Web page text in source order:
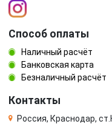
Способ оплаты
Наличный расчёт
Банковская карта
Безналичный расчёт
Контакты
Россия, Краснодар,